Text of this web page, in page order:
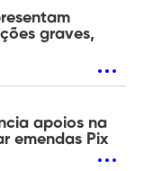
graves,
apoios na
emendas Pix